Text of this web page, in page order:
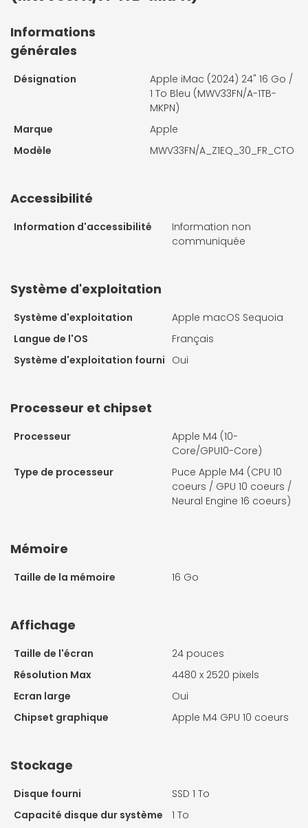
Informations
générales
Désignation
Apple iMac (2024) 24" 16 Go /
1 To Bleu (MWV33FN/A-1TB-
MKPN)
Marque
Apple
Modèle
MWV33FN/A_Z1EQ_30_FR_CTO
Accessibilité
Information d'accessibilité
Information non
communiquée
Système d'exploitation
Système d'exploitation
Apple macOS Sequoia
Langue de l'OS
Français
Système d'exploitation fourni Oui
Processeur et chipset
Processeur
Apple M4 (10-
Core/GPU10-Core)
Type de processeur
Puce Apple M4 (CPU 10
coeurs / GPU 10 coeurs /
Neural Engine 16 coeurs)
Mémoire
Taille de la mémoire 16 Go
Affichage
Taille de l'écran
24 pouces
Résolution Max
4480 x 2520 pixels
Ecran large
Oui
Chipset graphique
Apple M4 GPU 10 coeurs
Stockage
Disque fourni
SSD 1 To
Capacité disque dur système
1 To